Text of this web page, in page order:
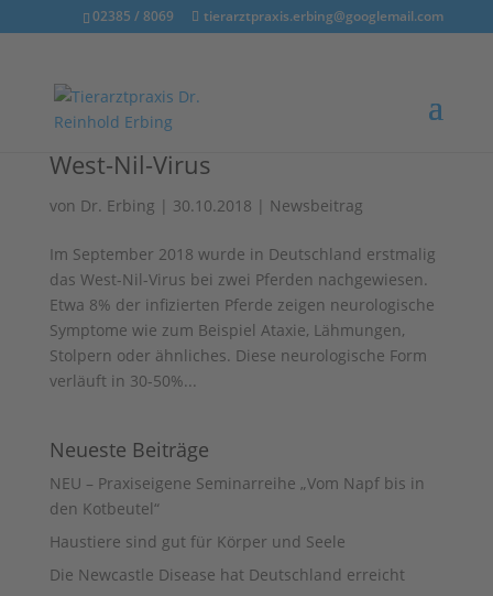
02385 / 8069 tierarztpraxis.erbing@googlemail.com
West-Nil-Virus
von Dr. Erbing | 30.10.2018 | Newsbeitrag
Im September 2018 wurde in Deutschland erstmalig
das West-Nil-Virus bei zwei Pferden nachgewiesen.
Etwa 8% der infizierten Pferde zeigen neurologische
Symptome wie zum Beispiel Ataxie, Lähmungen,
Stolpern oder ähnliches. Diese neurologische Form
verläuft in 30-50%...
Neueste Beiträge
NEU – Praxiseigene Seminarreihe „Vom Napf bis in
den Kotbeutel“
Haustiere sind gut für Körper und Seele
Die Newcastle Disease hat Deutschland erreicht